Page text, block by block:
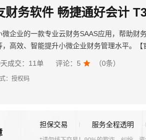
财务软件 畅捷通好会计
微企业的一款专业云财务SAAS应用，帮助财
，高效、智能提升小微企业财务管理水平。【
成交： 11单 评论： 5  （0条）
： 授权码
担保交易 服务全程透明